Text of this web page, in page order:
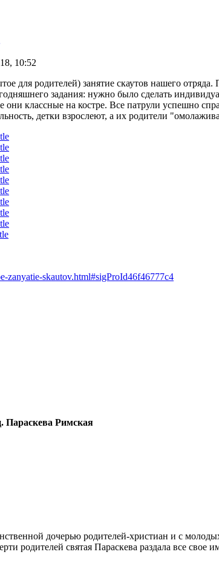
10:52
для родителей) занятие скаутов нашего
задания: нужно было сделать
классные на костре. Все патрули успешно
детки взрослеют, а их родители
zanyatie-skautov.html#sigProId46f46777c4
Параскева Римская
дочерью родителей-христиан и с
родителей святая Параскева раздала все